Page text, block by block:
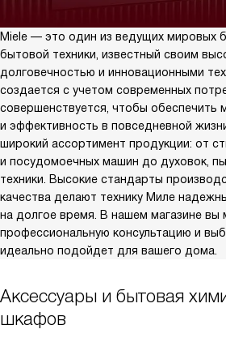
Miele — это один из ведущих мировых
бытовой техники, известный своим
долговечностью и инновационными
создается с учетом современных
совершенствуется, чтобы обеспечить
и эффективность в повседневной
широкий ассортимент продукции: от
и посудомоечных машин до духовок,
техники. Высокие стандарты
качества делают технику Миле
на долгое время. В нашем магазине вы
профессиональную консультацию и
идеально подойдет для вашего дома.
Аксессуары и бытовая
шкафов